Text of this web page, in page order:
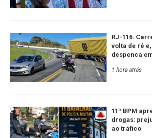
RJ-116:
volta de ré
despenca
1 hora atrás
11º BPM
drogas:
ao tráfico